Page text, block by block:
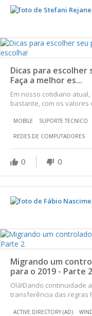
Dicas para
Faça a melhor es...
Em nosso cotidiano
bastante, com os valores
MOBILE SUPORTE TECNICO
REDES DE COMPUTADORES
0 0
Migrando um
para o 2019 - Parte 2
Olá!Dando continuidade
transferência das regras
ACTIVE DIRECTORY (AD)